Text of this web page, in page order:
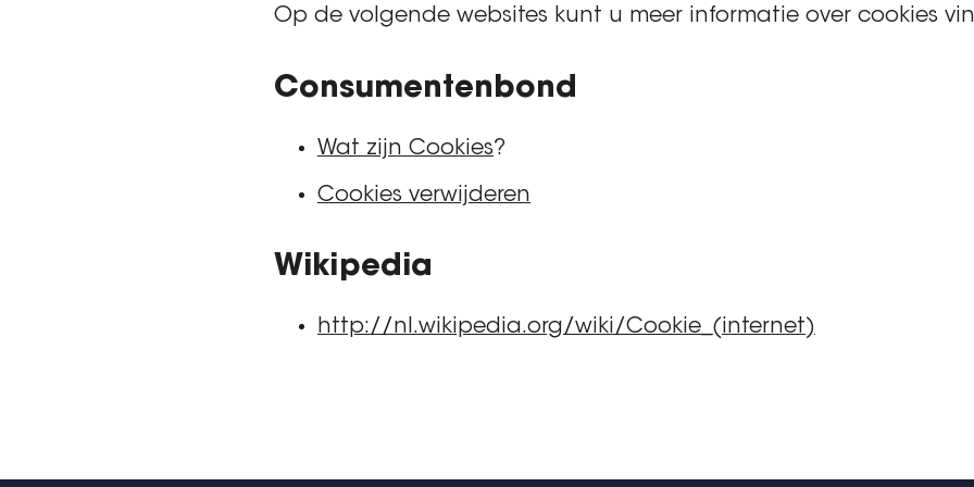
Op de volgende websites kunt u meer informatie over cookies
Consumentenbond
Wat zijn Cookies?
Cookies verwijderen
Wikipedia
http://nl.wikipedia.org/wiki/Cookie_(internet)